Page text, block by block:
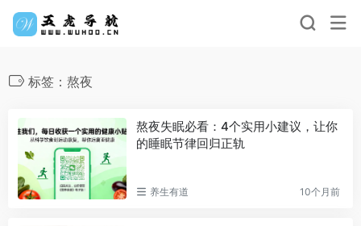
标签：熬夜
熬夜失眠必看：4个实用小建议，让你
的睡眠节律回归正轨
养生有道 10个月前